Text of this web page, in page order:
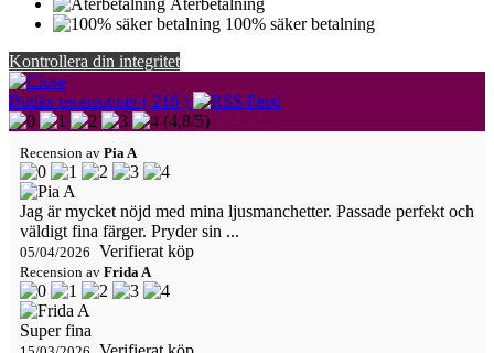
Återbetalning
100% säker betalning
Kontrollera din integritet
Butiks recensioner ( 216 )
(4,8/5)
Recension av Pia A
Jag är mycket nöjd med mina ljusmanchetter. Passade perfekt och
väldigt fina färger. Pryder sin ...
05/04/2026 Verifierat köp
Recension av Frida A
Super fina